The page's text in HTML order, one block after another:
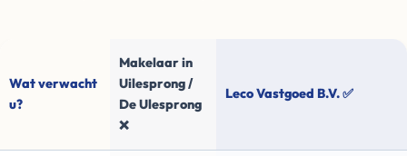
Wat verwacht
u?
Makelaar in
Uilesprong /
De Ulesprong
❌
Leco Vastgoed B.V. ✅